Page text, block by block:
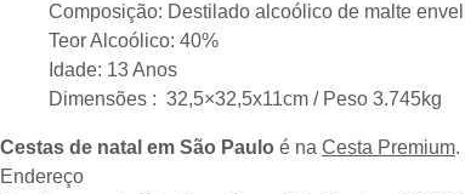
Composição: Destilado alcoólico de malte
Teor Alcoólico: 40%
Idade: 13 Anos
Dimensões : 32,5×32,5x11cm / Peso 3.745kg
Cestas de natal em São Paulo é na Cesta Premium.
Endereço